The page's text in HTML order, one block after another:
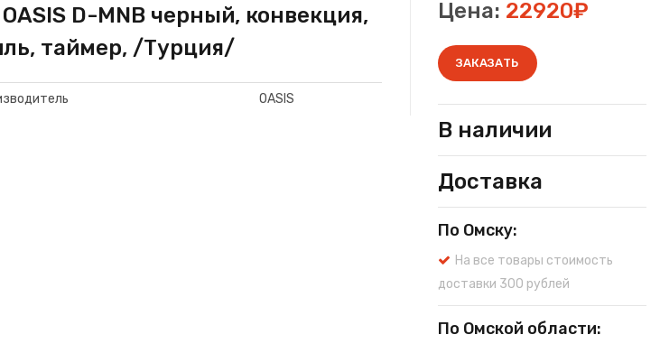
D-MNB черный, конвекция,
таймер, /Турция/
OASIS
Цена: 22920₽
ЗАКАЗАТЬ
В наличии
Доставка
По Омску:
На все товары стоимость
доставки 300 рублей
По Омской области: